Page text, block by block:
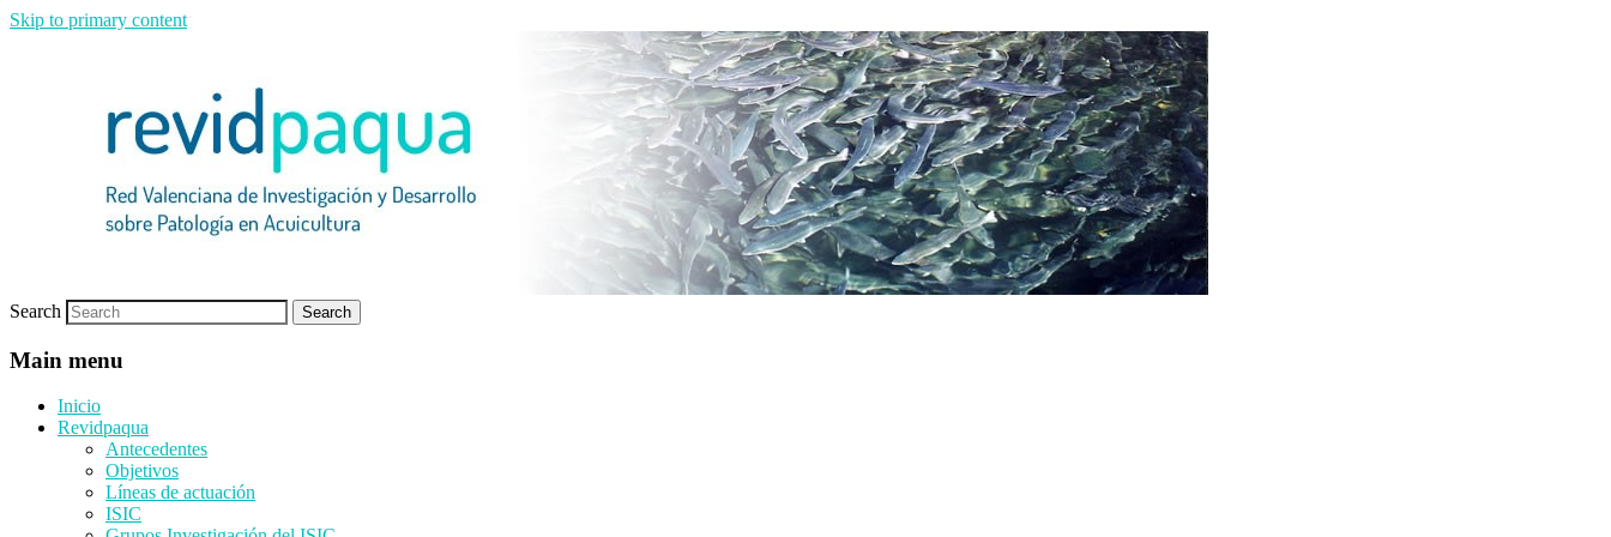
Skip to primary content
Search
Main menu
Inicio
Revidpaqua
Antecedentes
Objetivos
Líneas de actuación
ISIC